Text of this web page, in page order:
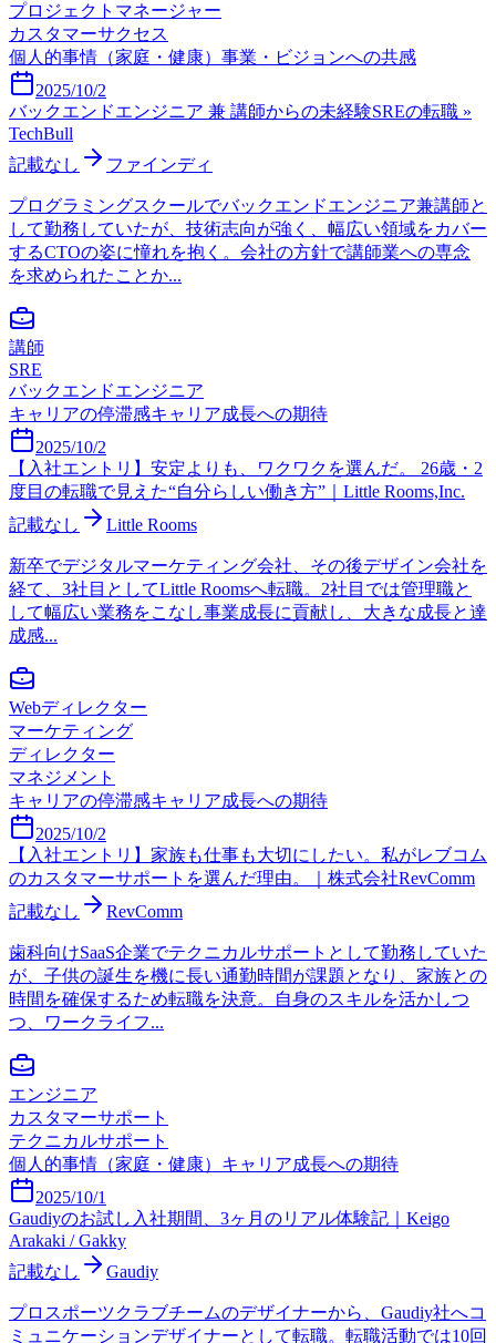
プロジェクトマネージャー
カスタマーサクセス
個人的事情（家庭・健康） 事業・ビジョンへの共感
2025/10/2
バックエンドエンジニア 兼 講師からの未経験SREの転職 »
TechBull
記載なし
ファインディ
プログラミングスクールでバックエンドエンジニア兼講師と
して勤務していたが、技術志向が強く、幅広い領域をカバー
するCTOの姿に憧れを抱く。会社の方針で講師業への専念
を求められたことか...
講師
SRE
バックエンドエンジニア
キャリアの停滞感キャリア成長への期待
2025/10/2
【入社エントリ】安定よりも、ワクワクを選んだ。 26歳・2
度目の転職で見えた“自分らしい働き方”｜Little Rooms,Inc.
記載なし
Little Rooms
新卒でデジタルマーケティング会社、その後デザイン会社を
経て、3社目としてLittle Roomsへ転職。2社目では管理職と
して幅広い業務をこなし事業成長に貢献し、大きな成長と達
成感...
Webディレクター
マーケティング
ディレクター
マネジメント
キャリアの停滞感キャリア成長への期待
2025/10/2
【入社エントリ】家族も仕事も大切にしたい。私がレブコム
のカスタマーサポートを選んだ理由。｜株式会社RevComm
記載なし
RevComm
歯科向けSaaS企業でテクニカルサポートとして勤務していた
が、子供の誕生を機に長い通勤時間が課題となり、家族との
時間を確保するため転職を決意。自身のスキルを活かしつ
つ、ワークライフ...
エンジニア
カスタマーサポート
テクニカルサポート
個人的事情（家庭・健康） キャリア成長への期待
2025/10/1
Gaudiyのお試し入社期間、3ヶ月のリアル体験記｜Keigo
Arakaki / Gakky
記載なし
Gaudiy
プロスポーツクラブチームのデザイナーから、Gaudiy社へコ
ミュニケーションデザイナーとして転職。転職活動では10回